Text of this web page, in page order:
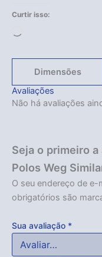
Curtir isso:
Dimensões
Avaliações
Não há avaliações
Seja o primeiro
Polos Weg
O seu endereço de e-
obrigatórios são
Sua avaliação *